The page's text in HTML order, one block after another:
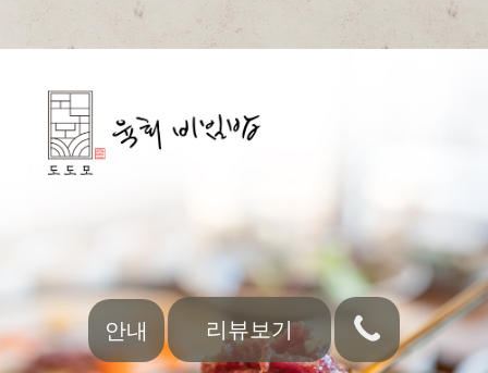
안내 리뷰보기